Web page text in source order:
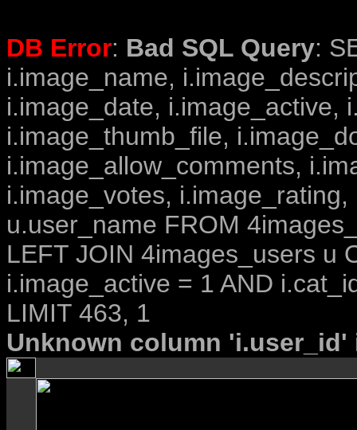
DB Error: Bad SQL Query:
i.image_name,
i.image_date, i.image_active,
i.image_thumb_file,
i.image_allow_comments,
i.image_votes,
u.user_name FROM
LEFT JOIN 4images_users u
i.image_active = 1 AND
LIMIT 463, 1
Unknown column